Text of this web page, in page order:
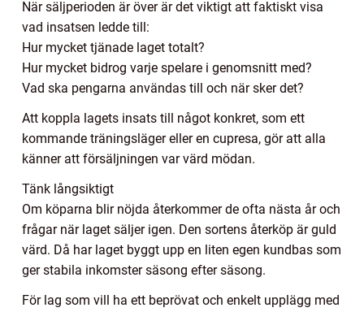
När säljperioden är över är det viktigt att faktiskt visa
vad insatsen ledde till:
Hur mycket tjänade laget totalt?
Hur mycket bidrog varje spelare i genomsnitt med?
Vad ska pengarna användas till och när sker det?
Att koppla lagets insats till något konkret, som ett
kommande träningsläger eller en cupresa, gör att alla
känner att försäljningen var värd mödan.
Tänk långsiktigt
Om köparna blir nöjda återkommer de ofta nästa år och
frågar när laget säljer igen. Den sortens återköp är guld
värd. Då har laget byggt upp en liten egen kundbas som
ger stabila inkomster säsong efter säsong.
För lag som vill ha ett beprövat och enkelt upplägg med